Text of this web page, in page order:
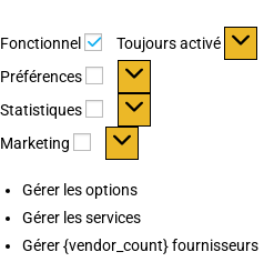
Fonctionnel Fonctionnel
Toujours activé
Préférences
Préférences
Statistiques Statistiques
Marketing Marketing
Gérer les options
Gérer les services
Gérer {vendor_count} fournisseurs